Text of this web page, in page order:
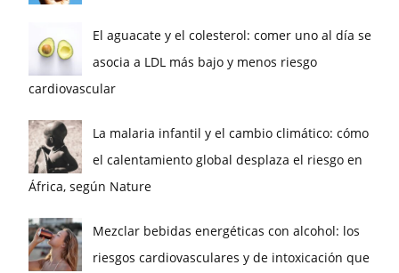
El aguacate y el colesterol: comer uno al día se
asocia a LDL más bajo y menos riesgo
cardiovascular
La malaria infantil y el cambio climático: cómo
el calentamiento global desplaza el riesgo en
África, según Nature
Mezclar bebidas energéticas con alcohol: los
riesgos cardiovasculares y de intoxicación que